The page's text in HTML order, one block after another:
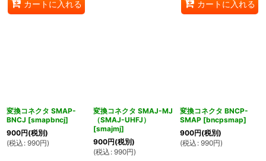
カートに入れる カートに入れる
変換コネクタ SMAP-
BNCJ [smapbncj]
900円(税別)
(税込 : 990円)
変換コネクタ SMAJ-MJ
（SMAJ-UHFJ）
[smajmj]
900円(税別)
(税込 : 990円)
変換コネクタ BNCP-
SMAP [bncpsmap]
900円(税別)
(税込 : 990円)